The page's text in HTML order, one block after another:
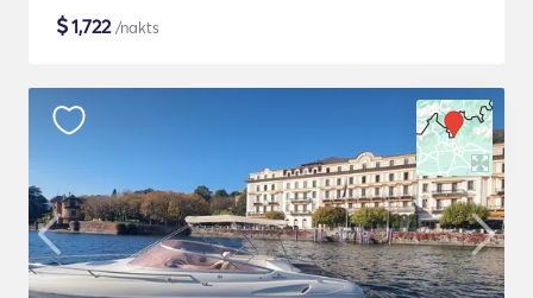
$1,722/nakts